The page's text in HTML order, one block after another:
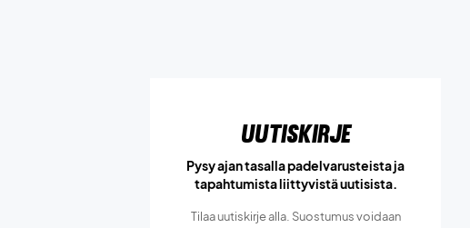
Uutiskirje
Pysy ajan tasalla padelvarusteista ja
tapahtumista liittyvistä uutisista.
Tilaa uutiskirje alla. Suostumus voidaan